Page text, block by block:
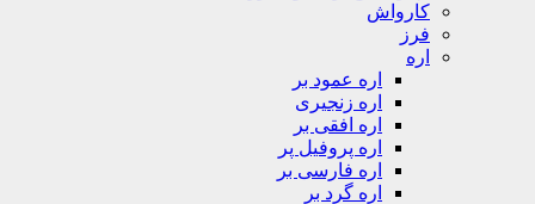
کارواش
فرز
اره
اره عمود بر
اره زنجیری
اره افقی بر
اره پروفیل پر
اره فارسی بر
اره گرد بر